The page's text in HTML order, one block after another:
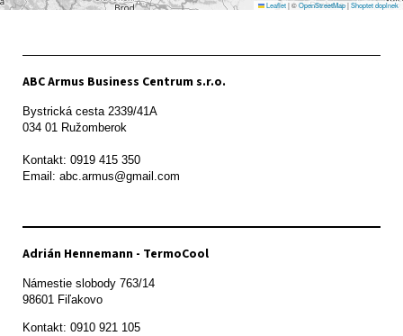
Leaflet|©OpenStreetMap|Shoptet doplnek
ABC Armus Business Centrum s.r.o.
Bystrická cesta 2339/41A
034 01 Ružomberok
Kontakt: 0919 415 350
Adrián Hennemann - TermoCool
Námestie slobody 763/14
98601 Fiľakovo
Kontakt: 0910 921 105